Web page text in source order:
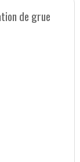
de grue